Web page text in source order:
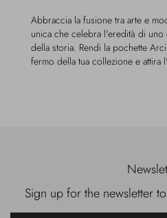
Abbraccia la fusione tra arte e
unica che celebra l'eredità di uno
della storia. Rendi la pochette
fermo della tua collezione e attira
Sign up for the newsletter